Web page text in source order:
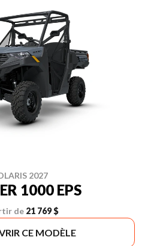
2027
1000 EPS
de 21 769 $
CE MODÈLE